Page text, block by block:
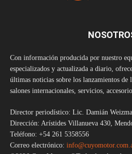
Con información producida por nuestro
especializados y actualizada a diario,
últimas noticias sobre los lanzamientos de
salones internacionales, servicios,
Director periodístico: Lic. Damián
Dirección: Arístides Villanueva 430,
Teléfono: +54 261 5358556
Correo electrónico: